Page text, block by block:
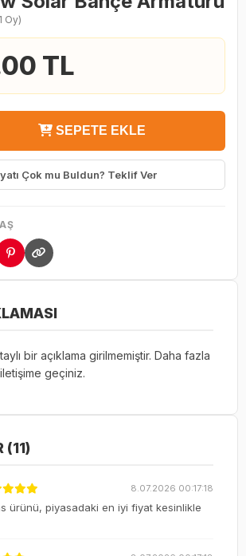
Oy)
TL
SEPETE EKLE
Çok mu Buldun? Teklif Ver
bir açıklama girilmemiştir. Daha fazla
geçiniz.
(11)
8.07.2026 00:17:18
ürünü, piyasadaki en iyi fiyat kesinlikle